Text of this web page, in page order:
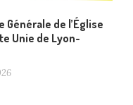
Générale de l’Église
Unie de Lyon-